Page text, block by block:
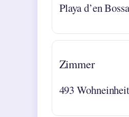
Playa d’en
Zimmer
493